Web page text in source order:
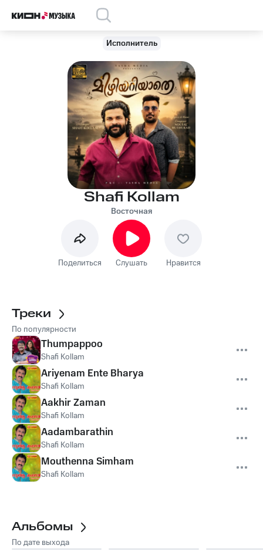
Исполнитель
Shafi Kollam
Восточная
Поделиться Слушать Нравится
Треки
По популярности
Thumpappoo
Shafi Kollam
Ariyenam Ente Bharya
Shafi Kollam
Aakhir Zaman
Shafi Kollam
Aadambarathin
Shafi Kollam
Mouthenna Simham
Shafi Kollam
Альбомы
По дате выхода